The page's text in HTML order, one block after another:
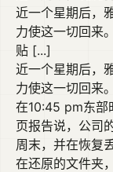
近一个星期后，
力使这一切回来
贴 [...]
近一个星期后，
力使这一切回来。
在10:45 pm东部
页报告说，公司
周末，并在恢复
在还原的文件夹